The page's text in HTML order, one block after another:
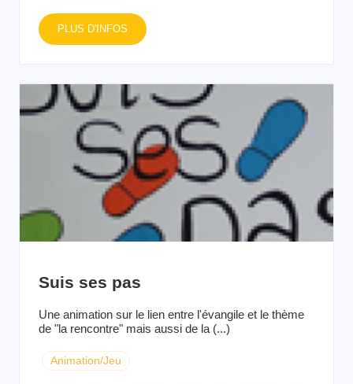
PLUS D'INFOS
Suis ses pas
Une animation sur le lien entre l'évangile et le thème
de "la rencontre" mais aussi de la (...)
Animation/Jeu